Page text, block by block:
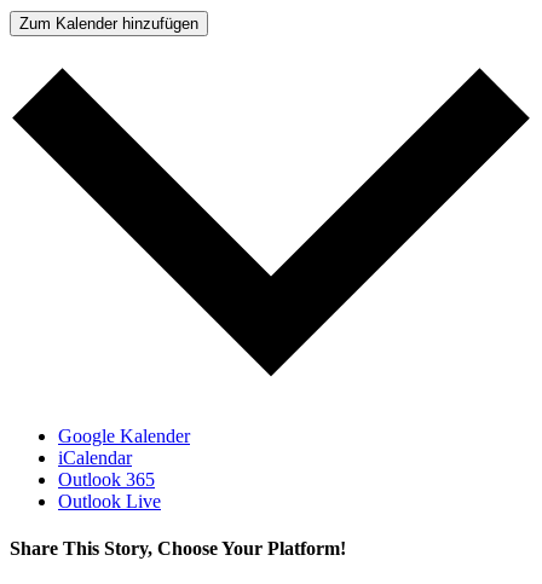
Zum Kalender hinzufügen
Google Kalender
iCalendar
Outlook 365
Outlook Live
Share This Story, Choose Your Platform!